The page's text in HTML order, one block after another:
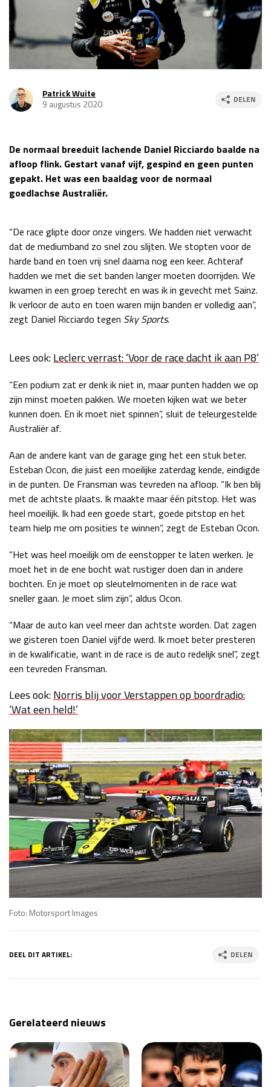
za 13:00 - 15:00
GP VERENIGDE STATEN 2026
Kwalificatie
za 22:00 - 23:00
Race
zo 21:00 - 23:00
GP SÃO PAULO 2026 06 - 08 nov
Kwalificatie
za 19:00 - 20:00
Race
zo 18:00 - 20:00
LAS VEGAS GRAND PRIX 2026 20 - 22 nov
Kwalificatie
za 05:00 - 06:00
GP QATAR 2026 27 - 29 nov
Kwalificatie
za 19:00 - 20:00
Race
zo 17:00 - 19:00
GP ABU DHABI 2026 04 - 06 dec
Kwalificatie
za 15:00 - 16:00
Patrick Wuite
9 augustus 2020
DELEN
De normaal breeduit lachende Daniel Ricciardo baalde na
afloop flink. Gestart vanaf vijf, gespind en geen punten
gepakt. Het was een baaldag voor de normaal
goedlachse Australiër.
“De race glipte door onze vingers. We hadden niet verwacht
dat de mediumband zo snel zou slijten. We stopten voor de
harde band en toen vrij snel daarna nog een keer. Achteraf
hadden we met die set banden langer moeten doorrijden. We
kwamen in een groep terecht en was ik in gevecht met Sainz.
Ik verloor de auto en toen waren mijn banden er volledig aan”,
zegt Daniel Ricciardo tegen Sky Sports.
Lees ook:Leclerc verrast: ‘Voor de race dacht ik aan P8’
“Een podium zat er denk ik niet in, maar punten hadden we op
zijn minst moeten pakken. We moeten kijken wat we beter
kunnen doen. En ik moet niet spinnen”, sluit de teleurgestelde
Australiër af.
Aan de andere kant van de garage ging het een stuk beter.
Esteban Ocon, die juist een moeilijke zaterdag kende, eindigde
in de punten. De Fransman was tevreden na afloop. “Ik ben blij
met de achtste plaats. Ik maakte maar één pitstop. Het was
heel moeilijk. Ik had een goede start, goede pitstop en het
team hielp me om posities te winnen”, zegt de Esteban Ocon.
“Het was heel moeilijk om de eenstopper te laten werken. Je
moet het in de ene bocht wat rustiger doen dan in andere
bochten. En je moet op sleutelmomenten in de race wat
sneller gaan. Je moet slim zijn”, aldus Ocon.
“Maar de auto kan veel meer dan achtste worden. Dat zagen
we gisteren toen Daniel vijfde werd. Ik moet beter presteren
in de kwalificatie, want in de race is de auto redelijk snel”, zegt
een tevreden Fransman.
Lees ook:Norris blij voor Verstappen op boordradio:
‘Wat een held!’
Foto: Motorsport Images
DEEL DIT ARTIKEL: DELEN
Gerelateerd nieuws